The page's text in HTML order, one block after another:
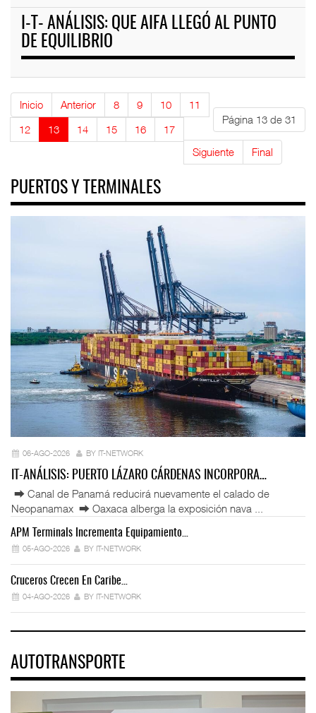
I-T- ANÁLISIS: QUE AIFA LLEGÓ AL PUNTO
DE EQUILIBRIO
Página 13 de 31
Inicio Anterior 8 9 10
11
12
13 14 15 16
17
Siguiente
Final
PUERTOS Y TERMINALES
06-AGO-2026 BY IT-NETWORK
IT-ANÁLISIS: PUERTO LÁZARO CÁRDENAS INCORPORA…
⮕ Canal de Panamá reducirá nuevamente el calado de
Neopanamax ⮕ Oaxaca alberga la exposición nava ...
APM Terminals Incrementa Equipamiento…
05-AGO-2026 BY IT-NETWORK
Cruceros Crecen En Caribe…
04-AGO-2026 BY IT-NETWORK
AUTOTRANSPORTE